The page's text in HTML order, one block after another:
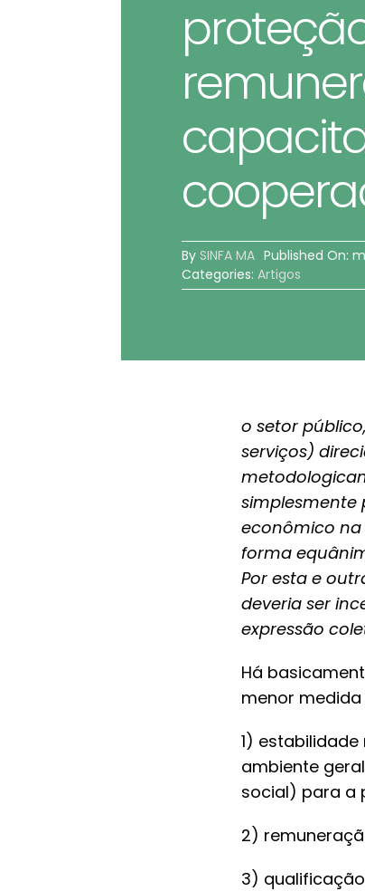
BySINFA MA Published On:
Categories:Artigos
o setor
serviços)
simplesmente
econômico na
forma
Por esta e
deveria ser
expressão
Há
menor
1)
ambiente
social) para a
2)
3)